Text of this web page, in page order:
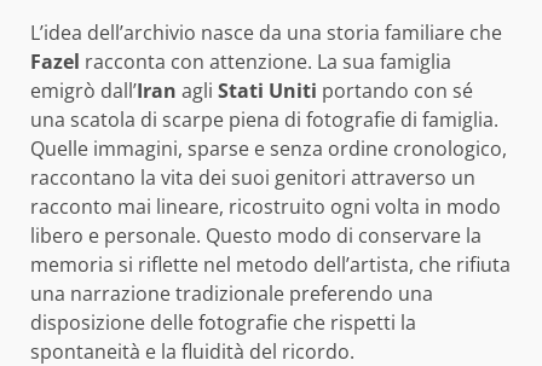
L’idea dell’archivio nasce da una storia familiare che
Fazel racconta con attenzione. La sua famiglia
emigrò dall’Iran agli Stati Uniti portando con sé
una scatola di scarpe piena di fotografie di famiglia.
Quelle immagini, sparse e senza ordine cronologico,
raccontano la vita dei suoi genitori attraverso un
racconto mai lineare, ricostruito ogni volta in modo
libero e personale. Questo modo di conservare la
memoria si riflette nel metodo dell’artista, che rifiuta
una narrazione tradizionale preferendo una
disposizione delle fotografie che rispetti la
spontaneità e la fluidità del ricordo.